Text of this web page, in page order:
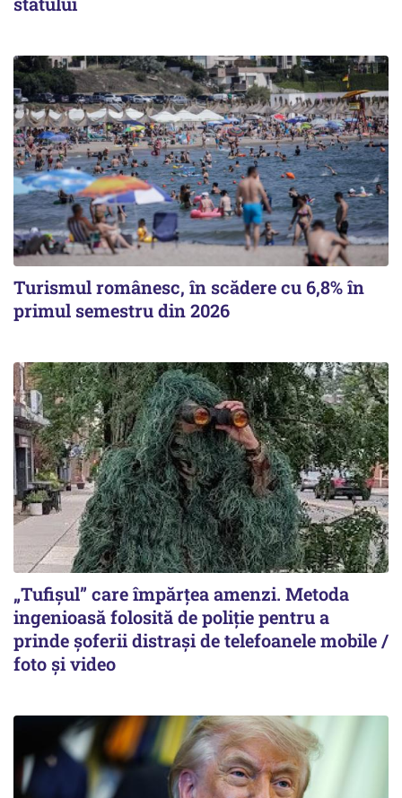
Turismul românesc, în scădere cu 6,8% în
primul semestru din 2026
„Tufișul” care împărțea amenzi. Metoda
ingenioasă folosită de poliție pentru a
prinde șoferii distrași de telefoanele mobile /
foto și video